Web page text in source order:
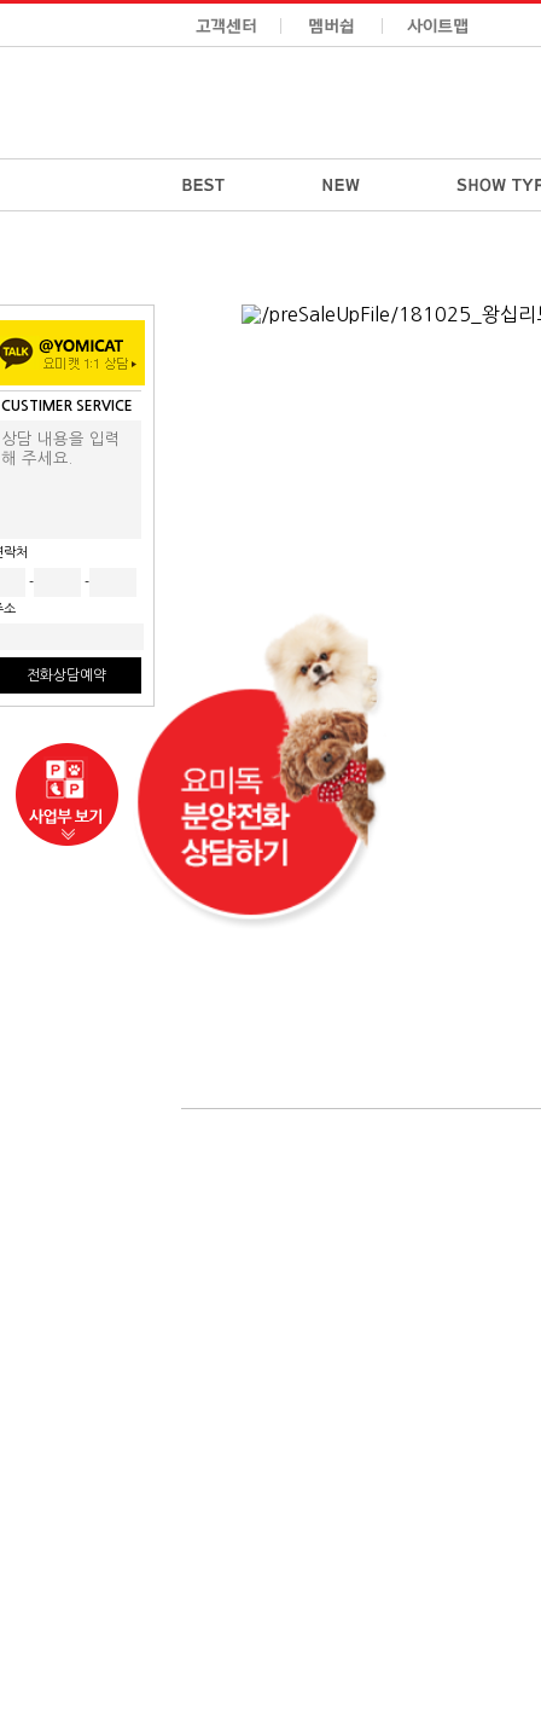
CUSTIMER SERVICE
락처
-
-
소
전화상담예약
사업부보기